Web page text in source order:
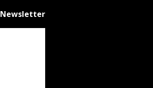
Newsletter